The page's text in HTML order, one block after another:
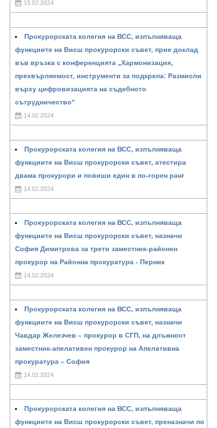
15.02.2024
Прокурорската колегия на ВСС, изпълняваща
функциите на Висш прокурорски съвет, прие доклад
във връзка с конференцията „Хармонизация,
прехвърляемост, инструменти за подкрепа: Размисли
върху цифровизацията на съдебното
сътрудничество“
14.02.2024
Прокурорската колегия на ВСС, изпълняваща
функциите на Висш прокурорски съвет, атестира
двама прокурори и повиши един в по-горен ранг
14.02.2024
Прокурорската колегия на ВСС, изпълняваща
функциите на Висш прокурорски съвет, назначи
София Димитрова за трети заместник-районен
прокурор на Районна прокуратура - Перник
14.02.2024
Прокурорската колегия на ВСС, изпълняваща
функциите на Висш прокурорски съвет, назначи
Чавдар Железчев – прокурор в СГП, на длъжност
заместник-апелативен прокурор на Апелативна
прокуратура – София
14.02.2024
Прокурорската колегия на ВСС, изпълняваща
функциите на Висш прокурорски съвет, преназначи по